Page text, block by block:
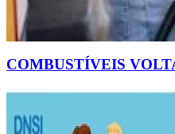
COMBUSTÍVEIS